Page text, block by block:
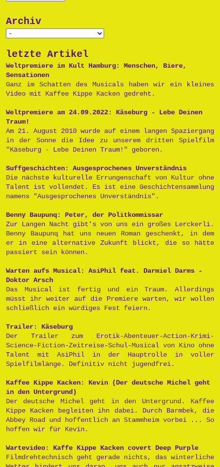
Archiv
letzte Artikel
Weltpremiere im Kult Hamburg: Menschen, Biere,
Sensationen
Ganz im Schatten des Musicals haben wir ein kleines
Video mit Kaffee Kippe Kacken gedreht.
Weltpremiere am 24.09.2022: Käseburg - Lebe Deinen
Traum!
Am 21. August 2010 wurde auf einem langen Spaziergang
in der Sonne die Idee zu unserem dritten Spielfilm
"Käseburg - Lebe Deinen Traum!" geboren.
Suffgeschichten: Ausgesprochenes Unverständnis
Die nächste kulturelle Errungenschaft von Kultur ohne
Talent ist vollendet. Es ist eine Geschichtensammlung
namens "Ausgesprochenes Unverständnis".
Benny Baupunq: Peter, der Politkommissar
Zur Langen Nacht gibt's von uns ein großes Lerckerli.
Benny Baupunq hat uns neuen Roman geschenkt, in dem
er in eine alternative Zukunft blickt, die so hätte
passiert sein können.
Warten aufs Musical: AsiPhil feat. Darmiel Darms -
Doktor Arsch
Das Musical ist fertig und ein Traum. Allerdings
müsst ihr weiter auf die Premiere warten, wir wollen
schließlich ein würdiges Fest feiern.
Trailer: Käseburg
Der Trailer zum Erotik-Abenteuer-Action-Krimi-
Science-Fiction-Zeitreise-Schul-Musical von Kino ohne
Talent mit AsiPhil in der Hauptrolle in voller
Spielfilmlänge. Definitiv nicht jugendfrei.
Kaffee Kippe Kacken: Kevin (Der deutsche Michel geht
in den Untergrund)
Der deutsche Michel geht in den Untergrund. Kaffee
Kippe Kacken begleiten ihn dabei. Durch Barmbek, die
Abbey Road und hoffentlich an Stammheim vorbei ... So
hoffen wir für Kevin.
Wartevideo: Kaffe Kippe Kacken covert Deep Purple
Filmdrehtechnisch geht gerade nichts, das winterliche